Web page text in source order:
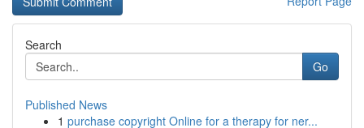
Search
Go
Published News
1 purchase copyright Online for a therapy for ner...